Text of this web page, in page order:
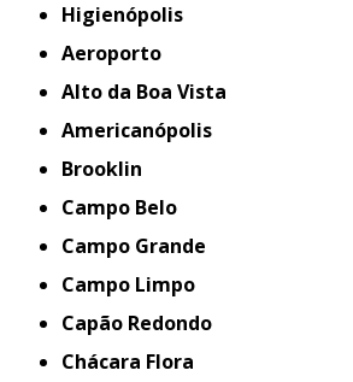
Higienópolis
Aeroporto
Alto da Boa Vista
Americanópolis
Brooklin
Campo Belo
Campo Grande
Campo Limpo
Capão Redondo
Chácara Flora